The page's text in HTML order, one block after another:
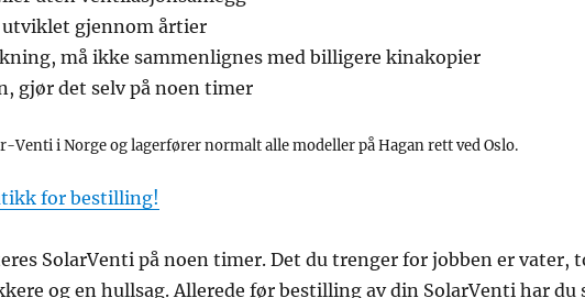
gjennom årtier
må ikke sammenlignes med billigere kinakopier
gjør det selv på noen timer
Venti i Norge og lagerfører normalt alle modeller på Hagan rett ved Oslo.
for bestilling!
SolarVenti på noen timer. Det du trenger for jobben er vater,
og en hullsag. Allerede før bestilling av din SolarVenti har